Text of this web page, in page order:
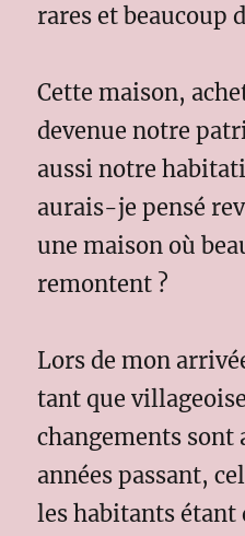
rares et beaucoup
Cette maison,
devenue notre
aussi notre
aurais-je pensé
une maison où
remontent ?
Lors de mon
tant que
changements sont
années passant,
les habitants étant